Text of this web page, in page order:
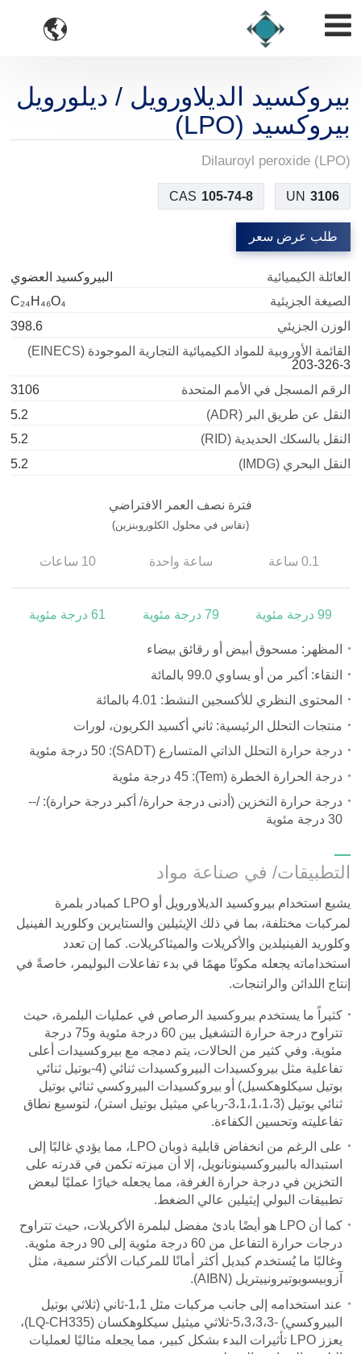

بيروكسيد الديلاورويل / ديلورويل
بيروكسيد (LPO)
Dilauroyl peroxide (LPO)
CAS 105-74-8 UN 3106
طلب عرض سعر
العائلة الكيميائية
البيروكسيد العضوي
الصيغة الجزيئية
C₂₄H₄₆O₄
الوزن الجزيئي
398.6
القائمة الأوروبية للمواد الكيميائية التجارية الموجودة (EINECS)
203-326-3
الرقم المسجل في الأمم المتحدة
3106
النقل عن طريق البر (ADR)
5.2
النقل بالسكك الحديدية (RID)
5.2
النقل البحري (IMDG)
5.2
فترة نصف العمر الافتراضي
(تقاس في محلول الكلوروبنزين)
0.1 ساعة
99 درجة مئوية
ساعة واحدة
79 درجة مئوية
10 ساعات
61 درجة مئوية
المظهر: مسحوق أبيض أو رقائق بيضاء
النقاء: أكبر من أو يساوي 99.0 بالمائة
المحتوى النظري للأكسجين النشط: 4.01 بالمائة
منتجات التحلل الرئيسية: ثاني أكسيد الكربون، لورات
درجة حرارة التحلل الذاتي المتسارع (SADT)
: 50 درجة مئوية
درجة الحرارة الخطرة (Tem)
: 45 درجة مئوية
درجة حرارة التخزين (أدنى درجة حرارة/ أكبر درجة حرارة):--/
30 درجة مئوية
التطبيقات/ في صناعة مواد
يشيع استخدام بيروكسيد الديلاورويل أو LPO كمبادر بلمرة
لمركبات مختلفة، بما في ذلك الإيثيلين والستايرين وكلوريد الفينيل
وكلوريد الفينيلدين والأكريلات والميثاكريلات. كما إن تعدد
استخداماته يجعله مكونًا مهمًا في بدء تفاعلات البوليمر، خاصةً في
إنتاج اللدائن والراتنجات.
كثيراً ما يستخدم بيروكسيد الرصاص في عمليات البلمرة، حيث
تتراوح درجة حرارة التشغيل بين 60 درجة مئوية و75 درجة
مئوية. وفي كثير من الحالات، يتم دمجه مع بيروكسيدات أعلى
تفاعلية مثل بيروكسيدات البيروكسيدات ثنائي (4-بوتيل ثنائي
بوتيل سيكلوهكسيل) أو بيروكسيدات البيروكسي ثنائي بوتيل
ثنائي بوتيل(1،1،1،3، 3- رباعي ميثيل بوتيل استر)، لتوسيع نطاق
تفاعليته وتحسين الكفاءة.
على الرغم من انخفاض قابلية ذوبان LPO، مما يؤدي غالبًا إلى
استبداله بالبيروكسينونانويل، إلا أن ميزته تكمن في قدرته على
التخزين في درجة حرارة الغرفة، مما يجعله خيارًا عمليًا لبعض
تطبيقات البولي إيثيلين عالي الضغط.
كما أن LPO هو أيضًا بادئ مفضل لبلمرة الأكريلات، حيث تتراوح
درجات حرارة التفاعل من 60 درجة مئوية إلى 90 درجة مئوية.
وغالبًا ما يُستخدم كبديل أكثر أمانًا للمركبات الأكثر سمية، مثل
آزوبيسوبوتيرونييتريل (AIBN)
.
عند استخدامه إلى جانب مركبات مثل 1،
1- ثاني (ثلاثي بوتيل
البيروكسي)-3 ،3،3، 5-
ثلاثي ميثيل سيكلوهكسان (LQ-CH335)،
يعزز LPO تأثيرات البدء بشكل كبير، مما يجعله مثاليًا لعمليات